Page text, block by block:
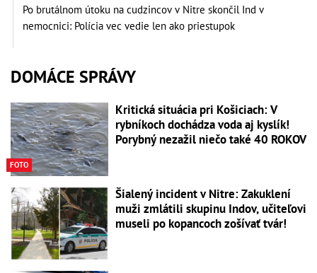
Po brutálnom útoku na cudzincov v Nitre skončil Ind v
nemocnici: Polícia vec vedie len ako priestupok
DOMÁCE SPRÁVY
FOTO
Kritická situácia pri Košiciach: V
rybníkoch dochádza voda aj kyslík!
Porybný nezažil niečo také 40 ROKOV
Šialený incident v Nitre: Zakuklení
muži zmlátili skupinu Indov, učiteľovi
museli po kopancoch zošívať tvár!